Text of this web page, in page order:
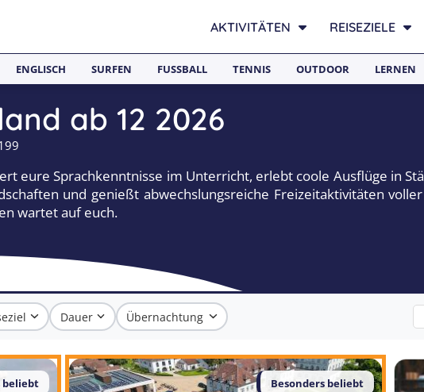
AKTIVITÄTEN REISEZIELE
ENGLISCH SURFEN FUSSBALL TENNIS OUTDOOR LERNEN
ab 12 2026
eure Sprachkenntnisse im Unterricht, erlebt coole Ausflüge in
und genießt abwechslungsreiche Freizeitaktivitäten
wartet auf euch.
Dauer Übernachtung
beliebt Besonders beliebt